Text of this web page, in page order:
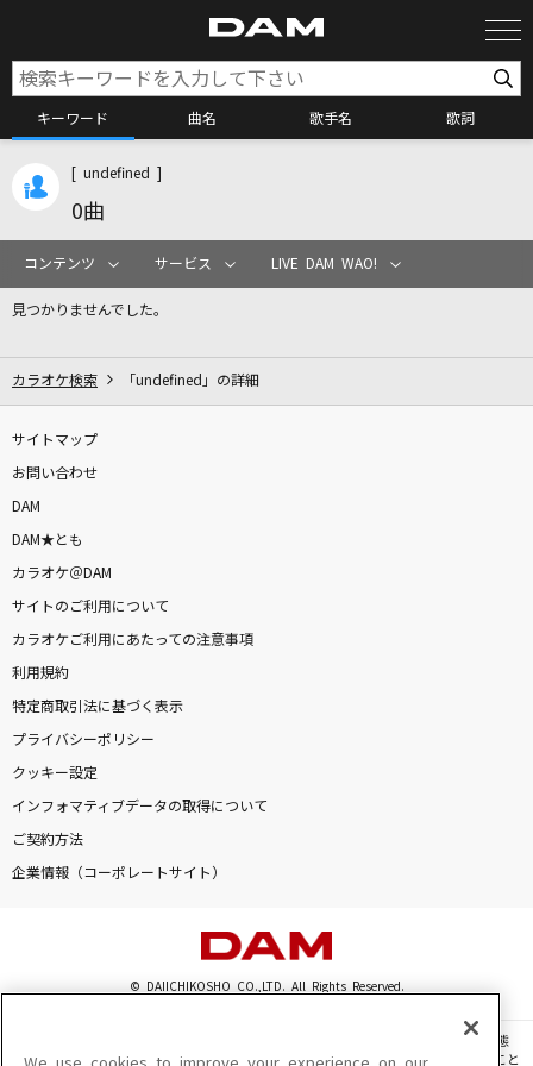
キーワード 曲名 歌手名 歌詞
カラオケ店舗検索
グッタイム
Snow Man
[生音]五能線
水森かおり
ハナミズキ
一青 窈
高嶺の花子さん
[ undefined ]
0曲
コンテンツ サービス LIVE DAM WAO!
見つかりませんでした。
カラオケ検索 「undefined」の詳細
サイトマップ
お問い合わせ
DAM
DAM★とも
カラオケ＠DAM
サイトのご利用について
カラオケご利用にあたっての注意事項
利用規約
特定商取引法に基づく表示
プライバシーポリシー
クッキー設定
インフォマティブデータの取得について
ご契約方法
企業情報（コーポレートサイト）
© DAIICHIKOSHO CO.,LTD. All Rights Reserved.
このサイトに掲載されている一切の文章・画像・写真・動画・音声等を、手段や形態
を問わず、著作権法の定める範囲を超えて無断で複製、転載、ファイル化などすること